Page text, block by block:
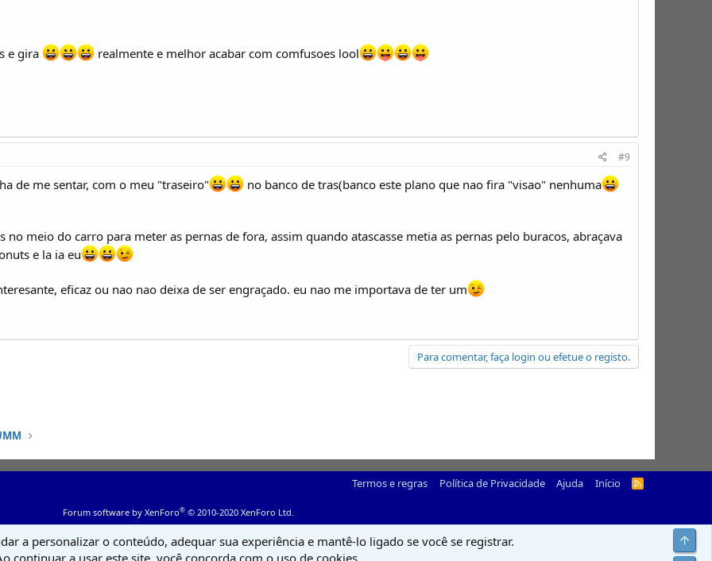
Tenho tenho um mais pequeno que o outro, e o outro nem abre!!!!
e gira realmente e melhor acabar com comfusoes lool
#9
de me sentar, com o meu "traseiro"
no banco de tras(banco este plano que nao fira "visao" nenhuma
meio do carro para meter as pernas de fora, assim quando atascasse metia as pernas pelo buracos, abraçava
e la ia eu
eficaz ou nao nao deixa de ser engraçado. eu nao me importava de ter um
Para comentar, faça login ou efetue o registo.
Termos e regras Política de Privacidade Ajuda Início
R
Forum software by XenForo® © 2010-2020 XenForo Ltd.
a personalizar o conteúdo, adequar sua experiência e mantê-lo ligado se você se registrar.
continuar a usar este site, você concorda com o uso de cookies.
Top